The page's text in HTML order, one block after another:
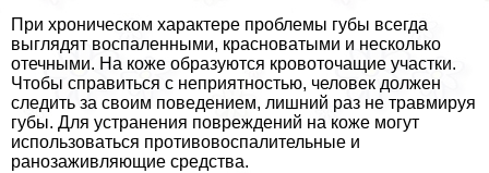
При хроническом хаpaктере проблемы губы всегда
выглядят воспаленными, красноватыми и несколько
отечными. На коже образуются кровоточащие участки.
Чтобы справиться с неприятностью, человек должен
следить за своим поведением, лишний раз не травмируя
губы. Для устранения повреждений на коже могут
использоваться противовоспалительные и
ранозаживляющие средства.